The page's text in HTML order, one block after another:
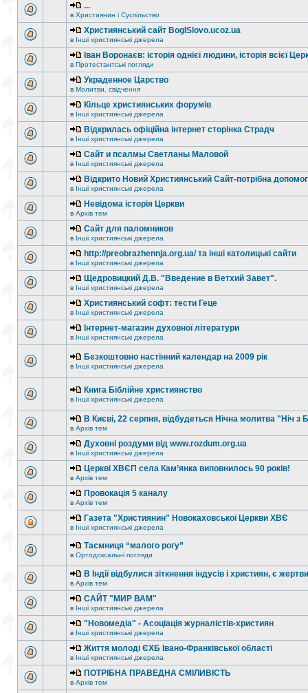
...
в Християнин і Суспільство
Християнський сайт BogISlovo.ucoz.ua
в Інші християнські джерела
Іван Воронаєв: історія однієї людини, історія всієї
в Протестантські погляди
Украденное Царство
в Молитви, свідчення
Кільце християнських форумів
в Інші християнські джерела
Відкрилась офіційна інтернет сторінка Страдч
в Інші християнські джерела
Сайт и псалмы Светланы Маловой
в Інші християнські джерела
Відкрито Новий Християнський Сайт-потрібна
в Інші християнські джерела
Невідома історія Церкви
в Архів тем
Сайт для паломников
в Інші християнські джерела
http://preobrazhennja.org.ua/ та інші католицькі сайти
в Інші християнські джерела
Щедровицкий Д.В. "Введение в Ветхий Завет".
в Інші християнські джерела
Християнський софт: тести Геце
в Інші християнські джерела
Інтернет-магазин духовної літератури
в Інші християнські джерела
Безкоштовно настінний календар на 2009 рік
в Інші християнські джерела
Книга Біблійне християнство
в Інші християнські джерела
В Києві, 22 серпня, відбудеться Нічна молитва "Ніч з
в Архів тем
Духовні роздуми від www.rozdum.org.ua
в Інші християнські джерела
Церкві ХВЄП села Кам’янка виповнилось 90 років!
в Архів тем
Провокація 5 каналу
в Архів тем
Газета "Християнин" Новокаховської Церкви ХВЄ
в Інші християнські джерела
Таємниця “малого рогу”
в Ортодоксальні погляди
В Індії відбулися зіткнення індусів і християн, є жертви
в Архів тем
САЙТ "МИР ВАМ"
в Інші християнські джерела
"Новомедіа" - Асоціація журналістів-християн
в Інші християнські джерела
Життя молоді ЄХБ Івано-Франківської області
в Інші християнські джерела
ПОТРІБНА ПРАВЕДНА СМІЛИВІСТЬ
в Архів тем